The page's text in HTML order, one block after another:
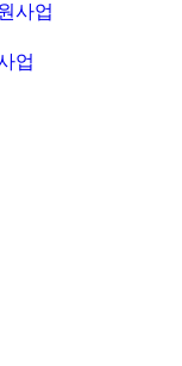
사업
업